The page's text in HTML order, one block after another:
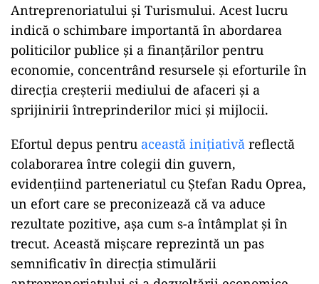
Antreprenoriatului și Turismului. Acest lucru
indică o schimbare importantă în abordarea
politicilor publice și a finanțărilor pentru
economie, concentrând resursele și eforturile în
direcția creșterii mediului de afaceri și a
sprijinirii întreprinderilor mici și mijlocii.
ad